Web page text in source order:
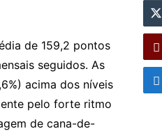
de 159,2 pontos
seguidos. As
acima dos níveis
pelo forte ritmo
de cana-de-